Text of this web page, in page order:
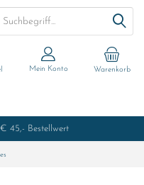
45,- Bestellwert
Warenkorb
Mein Konto